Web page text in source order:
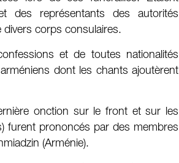
des représentants des autorités
divers corps consulaires.
et de toutes nationalités
dont les chants ajoutèrent
onction sur le front et sur les
furent prononcés par des membres
(Arménie).